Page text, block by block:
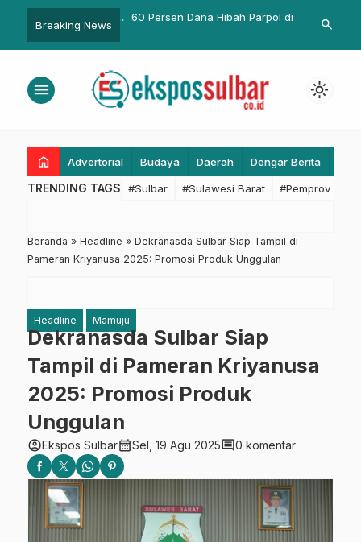
Breaking News
Tanah untuk
Perumahan UPP
60 Persen Dana Hibah Parpol di
Sulbar Minta Parpol Optimalkan
Pemimpin Cerdas
Bupati
search
menu light_mode
home Advertorial Budaya Daerah Dengar Berita
TRENDING TAGS #Sulbar #Sulawesi Barat #Pemprov
Beranda » Headline » Dekranasda Sulbar Siap Tampil di
Pameran Kriyanusa 2025: Promosi Produk Unggulan
Headline Mamuju
Dekranasda Sulbar Siap
Tampil di Pameran Kriyanusa
2025: Promosi Produk
Unggulan
account_circleEkspos Sulbarcalendar_monthSel, 19 Agu 2025comment0 komentar